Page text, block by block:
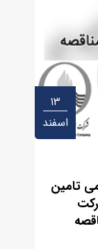
۱۳
اسفند
تامین